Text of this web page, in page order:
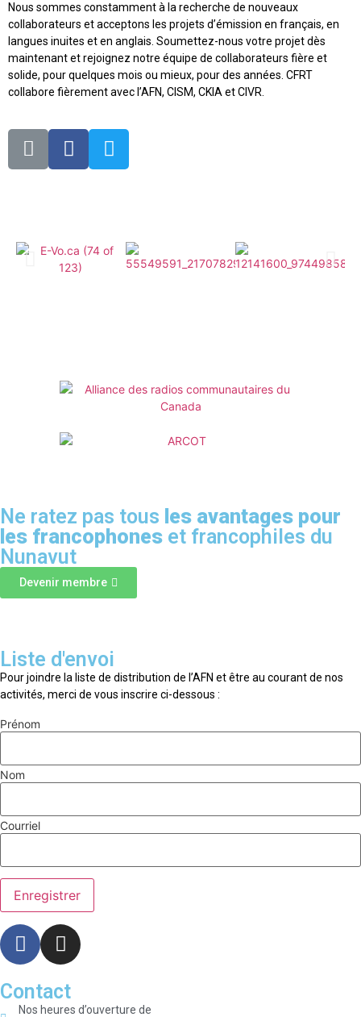
Nous sommes constamment à la recherche de nouveaux
collaborateurs et acceptons les projets d’émission en français, en
langues inuites et en anglais. Soumettez-nous votre projet dès
maintenant et rejoignez notre équipe de collaborateurs fière et
solide, pour quelques mois ou mieux, pour des années. CFRT
collabore fièrement avec l’AFN, CISM, CKIA et CIVR.
Ne ratez pas tous les avantages pour
les francophones et francophiles du
Nunavut
Devenir membre
Liste d'envoi
Pour joindre la liste de distribution de l’AFN et être au courant de nos
activités, merci de vous inscrire ci-dessous :
Prénom
Nom
Courriel
Contact
Nos heures d’ouverture de